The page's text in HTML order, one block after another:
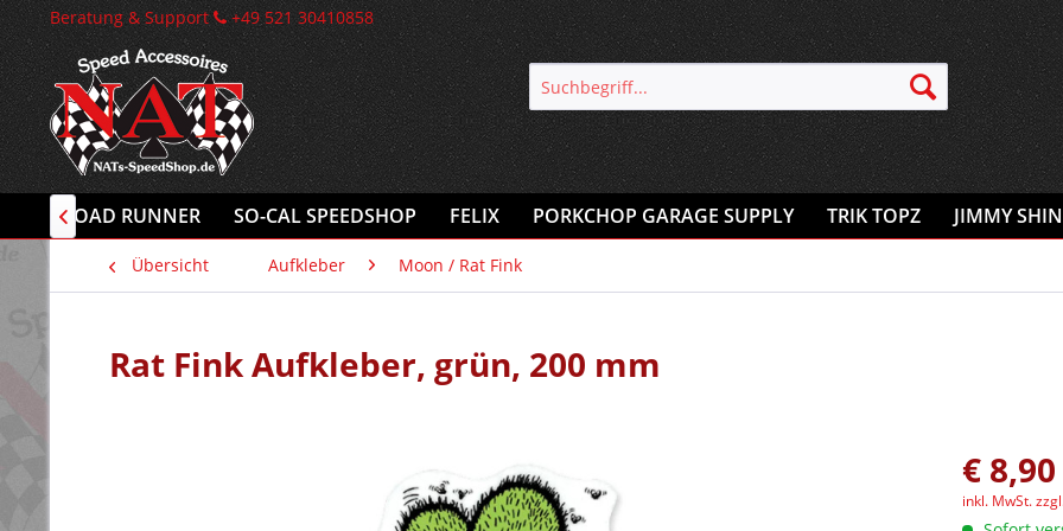
Beratung & Support +49 521 30410858
ROAD RUNNER SO-CAL SPEEDSHOP FELIX PORKCHOP GARAGE SUPPLY TRIK TOPZ JIMMY

Übersicht Aufkleber Moon / Rat Fink
Rat Fink Aufkleber, grün, 200 mm
€
inkl. MwSt.